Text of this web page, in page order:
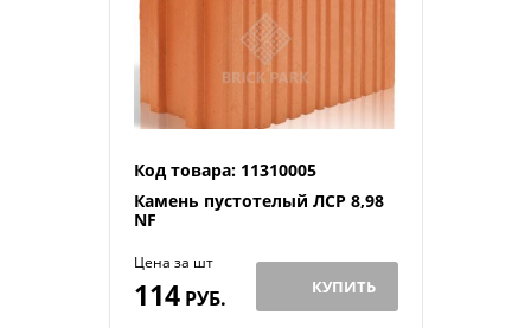
Код товара: 11310005
Камень пустотелый ЛСР 8,98
NF
Цена за шт
114РУБ. КУПИТЬ